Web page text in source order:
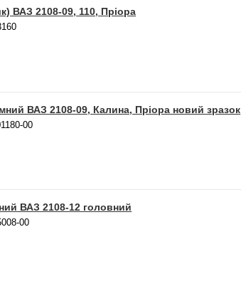
ВАЗ 2108-09, 110, Пріора
ВАЗ 2108-09, Калина, Пріора новий зразок
00
ВАЗ 2108-12 головний
00